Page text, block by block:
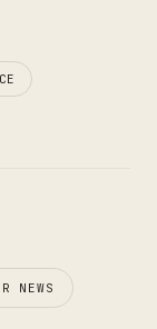
NEWS